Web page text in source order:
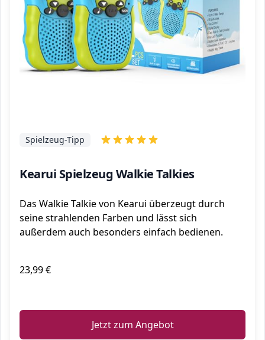
Kearui Spielzeug Walkie Talkies
Spielzeug-Tipp
Das Walkie Talkie von Kearui überzeugt durch
seine strahlenden Farben und lässt sich
außerdem auch besonders einfach bedienen.
23,99 €
Jetzt zum Angebot